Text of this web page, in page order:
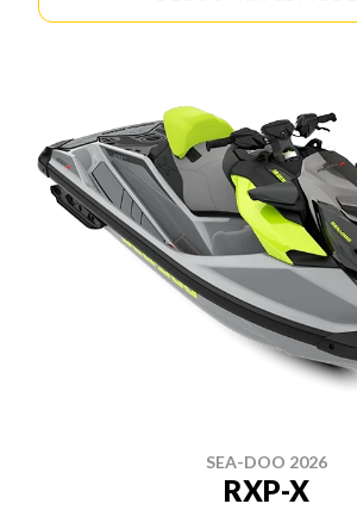
SEA-DOO 2026
RXP-X